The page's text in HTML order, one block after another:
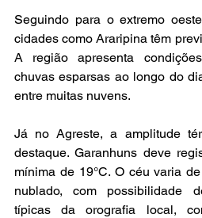
Seguindo para o extremo
cidades como Araripina têm
A região apresenta
chuvas esparsas ao longo do
entre muitas nuvens.
Já no Agreste, a amplitude
destaque. Garanhuns deve
mínima de 19°C. O céu varia
nublado, com possibilidade
típicas da orografia local,